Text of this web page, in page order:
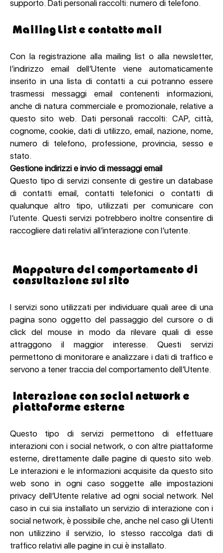
supporto. Dati personali raccolti: numero di telefono.
Mailing List e contatto mail
Con la registrazione alla mailing list o alla newsletter,
l’indirizzo email dell’Utente viene automaticamente
inserito in una lista di contatti a cui potranno essere
trasmessi messaggi email contenenti informazioni,
anche di natura commerciale e promozionale, relative a
questo sito web. Dati personali raccolti: CAP, città,
cognome, cookie, dati di utilizzo, email, nazione, nome,
numero di telefono, professione, provincia, sesso e
stato.
Gestione indirizzi e invio di messaggi email
Questo tipo di servizi consente di gestire un database
di contatti email, contatti telefonici o contatti di
qualunque altro tipo, utilizzati per comunicare con
l’utente. Questi servizi potrebbero inoltre consentire di
raccogliere dati relativi all’interazione con l’utente.
Mappatura del comportamento di
consultazione sul sito
I servizi sono utilizzati per individuare quali aree di una
pagina sono oggetto del passaggio del cursore o di
click del mouse in modo da rilevare quali di esse
attraggono il maggior interesse. Questi servizi
permettono di monitorare e analizzare i dati di traffico e
servono a tener traccia del comportamento dell’Utente.
Interazione con social network e
piattaforme esterne
Questo tipo di servizi permettono di effettuare
interazioni con i social network, o con altre piattaforme
esterne, direttamente dalle pagine di questo sito web.
Le interazioni e le informazioni acquisite da questo sito
web sono in ogni caso soggette alle impostazioni
privacy dell’Utente relative ad ogni social network. Nel
caso in cui sia installato un servizio di interazione con i
social network, è possibile che, anche nel caso gli Utenti
non utilizzino il servizio, lo stesso raccolga dati di
traffico relativi alle pagine in cui è installato.